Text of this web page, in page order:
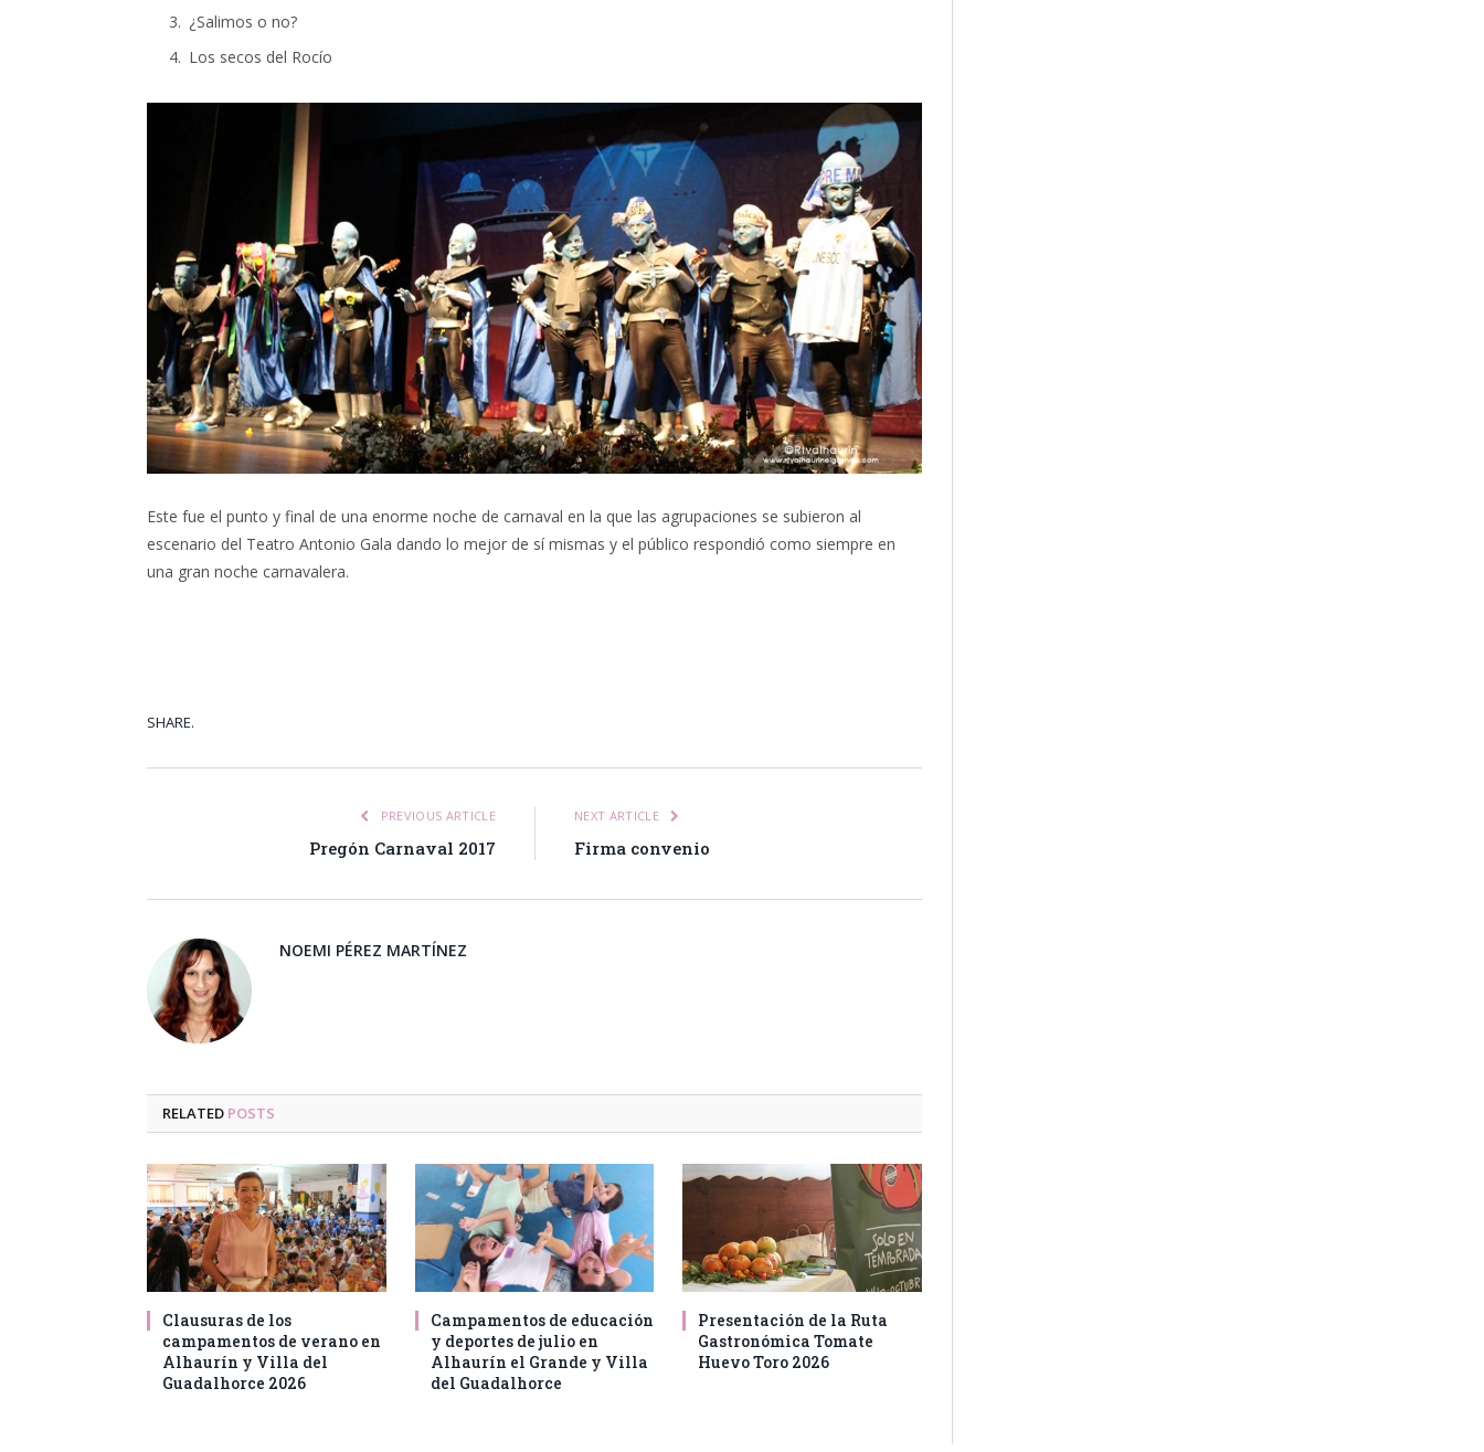
¿Salimos o no?
Los secos del Rocío
Este fue el punto y final de una enorme noche de carnaval en la que las agrupaciones se subieron al
escenario del Teatro Antonio Gala dando lo mejor de sí mismas y el público respondió como siempre en
una gran noche carnavalera.
SHARE.
PREVIOUS ARTICLE
Pregón Carnaval 2017
NEXT ARTICLE
Firma convenio
NOEMI PÉREZ MARTÍNEZ
RELATED POSTS
Clausuras de los
campamentos de verano en
Alhaurín y Villa del
Guadalhorce 2026
Campamentos de educación
y deportes de julio en
Alhaurín el Grande y Villa
del Guadalhorce
Presentación de la Ruta
Gastronómica Tomate
Huevo Toro 2026